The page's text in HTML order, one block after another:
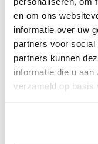
en om ons
informatie over uw
partners voor
partners kunnen
informatie die u
verzameld op basis
À propos de ce
Livraison et retours